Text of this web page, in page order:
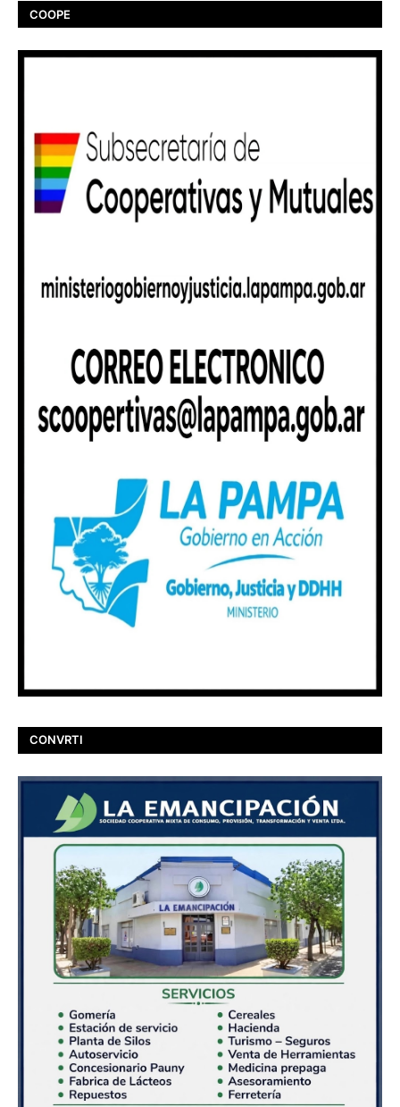
COOPE
CONVRTI